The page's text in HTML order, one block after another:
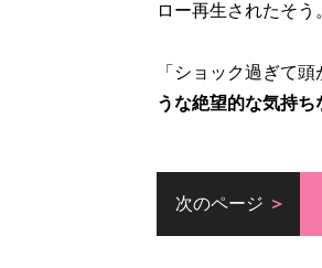
ロー再生されたそう
「ショック過ぎて
うな絶望的な気持
次のページ